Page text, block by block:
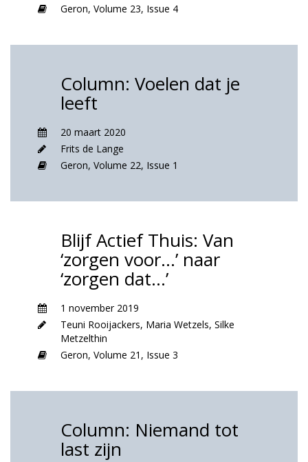
Geron, Volume 23, Issue 4
Column: Voelen dat je
leeft
20 maart 2020
Frits de Lange
Geron, Volume 22, Issue 1
Blijf Actief Thuis: Van
‘zorgen voor…’ naar
‘zorgen dat…’
1 november 2019
Teuni Rooijackers, Maria Wetzels, Silke
Metzelthin
Geron, Volume 21, Issue 3
Column: Niemand tot
last zijn